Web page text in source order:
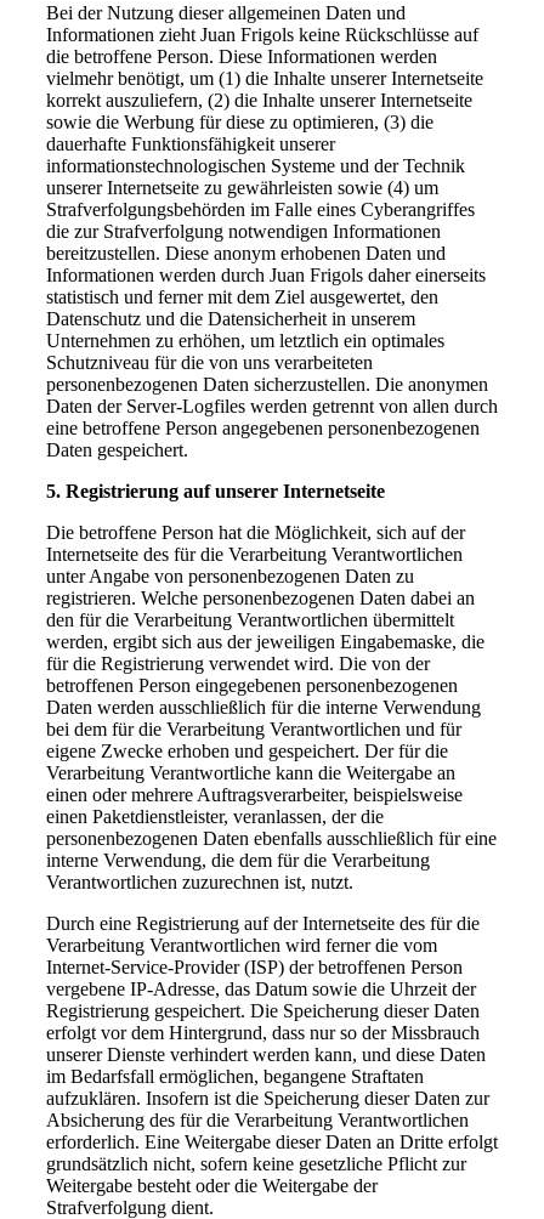
Bei der Nutzung dieser allgemeinen Daten und
Informationen zieht Juan Frigols keine Rückschlüsse auf
die betroffene Person. Diese Informationen werden
vielmehr benötigt, um (1) die Inhalte unserer Internetseite
korrekt auszuliefern, (2) die Inhalte unserer Internetseite
sowie die Werbung für diese zu optimieren, (3) die
dauerhafte Funktionsfähigkeit unserer
informationstechnologischen Systeme und der Technik
unserer Internetseite zu gewährleisten sowie (4) um
Strafverfolgungsbehörden im Falle eines Cyberangriffes
die zur Strafverfolgung notwendigen Informationen
bereitzustellen. Diese anonym erhobenen Daten und
Informationen werden durch Juan Frigols daher einerseits
statistisch und ferner mit dem Ziel ausgewertet, den
Datenschutz und die Datensicherheit in unserem
Unternehmen zu erhöhen, um letztlich ein optimales
Schutzniveau für die von uns verarbeiteten
personenbezogenen Daten sicherzustellen. Die anonymen
Daten der Server-Logfiles werden getrennt von allen durch
eine betroffene Person angegebenen personenbezogenen
Daten gespeichert.
5. Registrierung auf unserer Internetseite
Die betroffene Person hat die Möglichkeit, sich auf der
Internetseite des für die Verarbeitung Verantwortlichen
unter Angabe von personenbezogenen Daten zu
registrieren. Welche personenbezogenen Daten dabei an
den für die Verarbeitung Verantwortlichen übermittelt
werden, ergibt sich aus der jeweiligen Eingabemaske, die
für die Registrierung verwendet wird. Die von der
betroffenen Person eingegebenen personenbezogenen
Daten werden ausschließlich für die interne Verwendung
bei dem für die Verarbeitung Verantwortlichen und für
eigene Zwecke erhoben und gespeichert. Der für die
Verarbeitung Verantwortliche kann die Weitergabe an
einen oder mehrere Auftragsverarbeiter, beispielsweise
einen Paketdienstleister, veranlassen, der die
personenbezogenen Daten ebenfalls ausschließlich für eine
interne Verwendung, die dem für die Verarbeitung
Verantwortlichen zuzurechnen ist, nutzt.
Durch eine Registrierung auf der Internetseite des für die
Verarbeitung Verantwortlichen wird ferner die vom
Internet-Service-Provider (ISP) der betroffenen Person
vergebene IP-Adresse, das Datum sowie die Uhrzeit der
Registrierung gespeichert. Die Speicherung dieser Daten
erfolgt vor dem Hintergrund, dass nur so der Missbrauch
unserer Dienste verhindert werden kann, und diese Daten
im Bedarfsfall ermöglichen, begangene Straftaten
aufzuklären. Insofern ist die Speicherung dieser Daten zur
Absicherung des für die Verarbeitung Verantwortlichen
erforderlich. Eine Weitergabe dieser Daten an Dritte erfolgt
grundsätzlich nicht, sofern keine gesetzliche Pflicht zur
Weitergabe besteht oder die Weitergabe der
Strafverfolgung dient.